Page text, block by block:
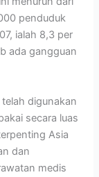
penduduk
ialah 8,3 per
ada gangguan
digunakan
secara luas
Asia
dan
medis